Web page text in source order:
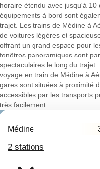
horaire étendu avec jusqu'à
équipements à bord sont
trajet. Les trains de Médine à
de voitures légères et
offrant un grand espace pour
fenêtres panoramiques sont
spectaculaires le long du
voyage en train de Médine à
gares sont situées à proximité
accessibles par les transports
très facilement.
Médine
2 stations